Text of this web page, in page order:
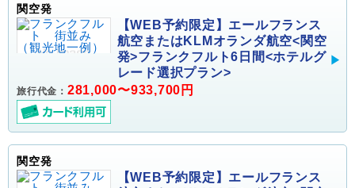
関空発
【WEB予約限定】エールフランス
航空またはKLMオランダ航空<関空
発>フランクフルト6日間<ホテルグ
レード選択プラン>
旅行代金： 281,000〜933,700円
関空発
【WEB予約限定】エールフランス